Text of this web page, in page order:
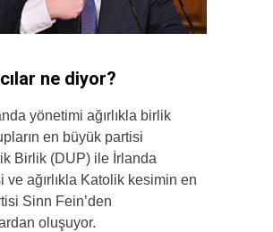
ne diyor?
yönetimi ağırlıkla birlik
en büyük partisi
Birlik (DUP) ile İrlanda
ve ağırlıkla Katolik kesimin en
Sinn Fein’den
oluşuyor.